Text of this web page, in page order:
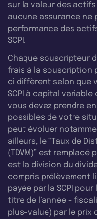
sur la valeur des
aucune assurance ne
performance des
SCPI.
Chaque souscripteur
frais à la souscription
ci diffèrent selon que
SCPI à capital
vous devez prendre
possibles de votre
peut évoluer
ailleurs, le “Taux de
(TDVM)” est remplacé
est la division du
compris prélèvement
payée par la SCPI
titre de l’année -
plus-value) par le prix